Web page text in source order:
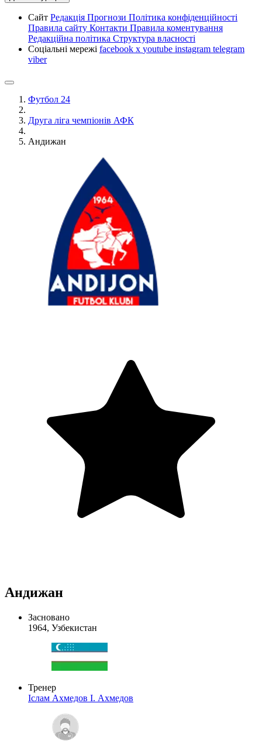
Сайт Редакція Прогнози Політика конфіденційності
Правила сайту Контакти Правила коментування
Редакційна політика Структура власності
Соціальні мережі facebook x youtube instagram telegram
viber
Футбол 24
Друга ліга чемпіонів АФК
Андижан
Андижан
Засновано
1964, Узбекистан
Тренер
Іслам Ахмедов І. Ахмедов